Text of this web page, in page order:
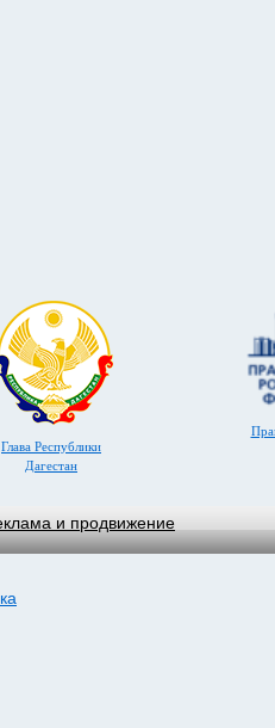
Глава Республики
Дагестан